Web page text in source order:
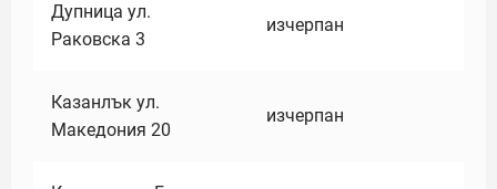
Дупница ул.
Раковска 3
изчерпан
Казанлък ул.
Македония 20
изчерпан